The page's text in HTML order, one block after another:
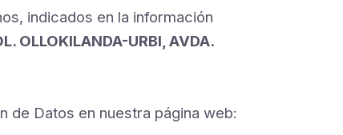
indicados en la información
OLLOKILANDA-URBI, AVDA.
de Datos en nuestra página web: